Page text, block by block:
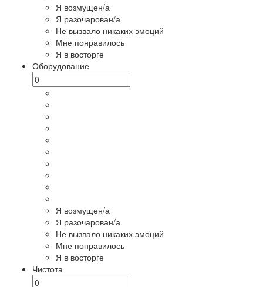
Я возмущен/а
Я разочарован/а
Не вызвало никаких эмоций
Мне понравилось
Я в восторге
Оборудование
Я возмущен/а
Я разочарован/а
Не вызвало никаких эмоций
Мне понравилось
Я в восторге
Чистота